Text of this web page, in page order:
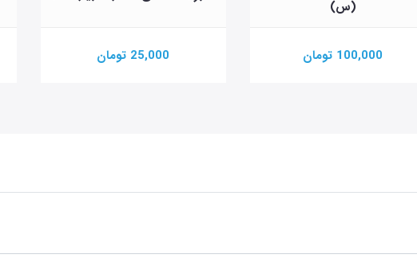
(س)
100,000 تومان 25,000 تومان